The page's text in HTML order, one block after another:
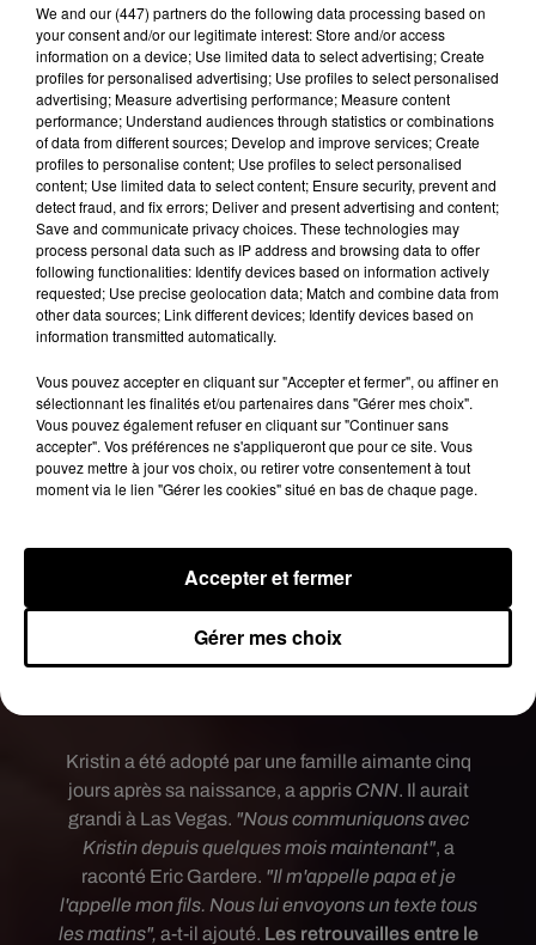
"Je m’en fiche s’il est en transition de genre,
autant que je m’en serais fichée s’il n’était pas en
transition. Ça ne m’importe pas. C’est mon
enfant", a affirmé pour sa part Tina.
Kristin a été adopté par une famille aimante cinq
jours après sa naissance, a appris CNN. Il aurait
grandi à Las Vegas. "Nous communiquons avec
Kristin depuis quelques mois maintenant", a
raconté Eric Gardere. "Il m'appelle papa et je
l'appelle mon fils. Nous lui envoyons un texte tous
les matins", a-t-il ajouté. Les retrouvailles entre le
We and our (447) partnersdo the following data processing based on
your consent and/or our legitimate interest: Store and/or access
information on a device; Use limited data to select advertising; Create
profiles for personalised advertising; Use profiles to select personalised
advertising; Measure advertising performance; Measure content
performance; Understand audiences through statistics or combinations
of data from different sources; Develop and improve services; Create
profiles to personalise content; Use profiles to select personalised
content; Use limited data to select content; Ensure security, prevent and
detect fraud, and fix errors; Deliver and present advertising and content;
Save and communicate privacy choices. These technologies may
process personal data such as IP address and browsing data to offer
following functionalities: Identify devices based on information actively
requested; Use precise geolocation data; Match and combine data from
other data sources; Link different devices; Identify devices based on
information transmitted automatically.
Vous pouvez accepter en cliquant sur "Accepter et fermer", ou affiner en
sélectionnant les finalités et/ou partenaires dans "Gérer mes choix".
Vous pouvez également refuser en cliquant sur "Continuer sans
accepter". Vos préférences ne s'appliqueront que pour ce site. Vous
pouvez mettre à jour vos choix, ou retirer votre consentement à tout
moment via le lien "Gérer les cookies" situé en bas de chaque page.
Gérer mes choix
Accepter et fermer